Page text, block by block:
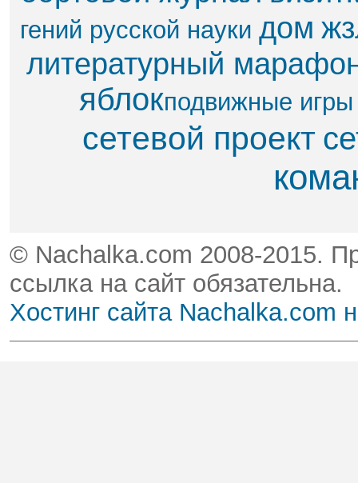
гений русской науки дом
литературный
яблок​подвижные игры
сетевой проект
© Nachalka.com 2008-2015.
ссылка на сайт обязательна.
Хостинг сайта Nachalka.com